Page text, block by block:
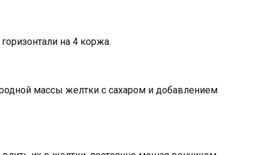
на 4 коржа.
массы желтки с сахаром и добавлением